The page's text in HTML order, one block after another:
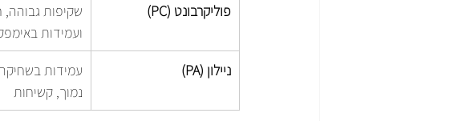
פוליקרבונט (PC)
שקיפות גבוהה,
ועמידות
ניילון (PA)
עמידות
נמוך, קשיחות